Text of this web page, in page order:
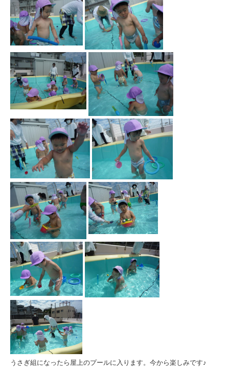
うさぎ組になったら屋上のプールに入ります。今から楽しみです♪